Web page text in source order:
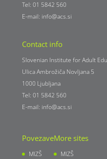
Tel: 01 5842 560
E-mail: info@acs.si
Contact info
Slovenian Institute for Adult
Ulica Ambrožiča Novljana 5
1000 Ljubljana
Tel: 01 5842 560
E-mail: info@acs.si
Povezave
MIZŠ
More sites
MIZŠ